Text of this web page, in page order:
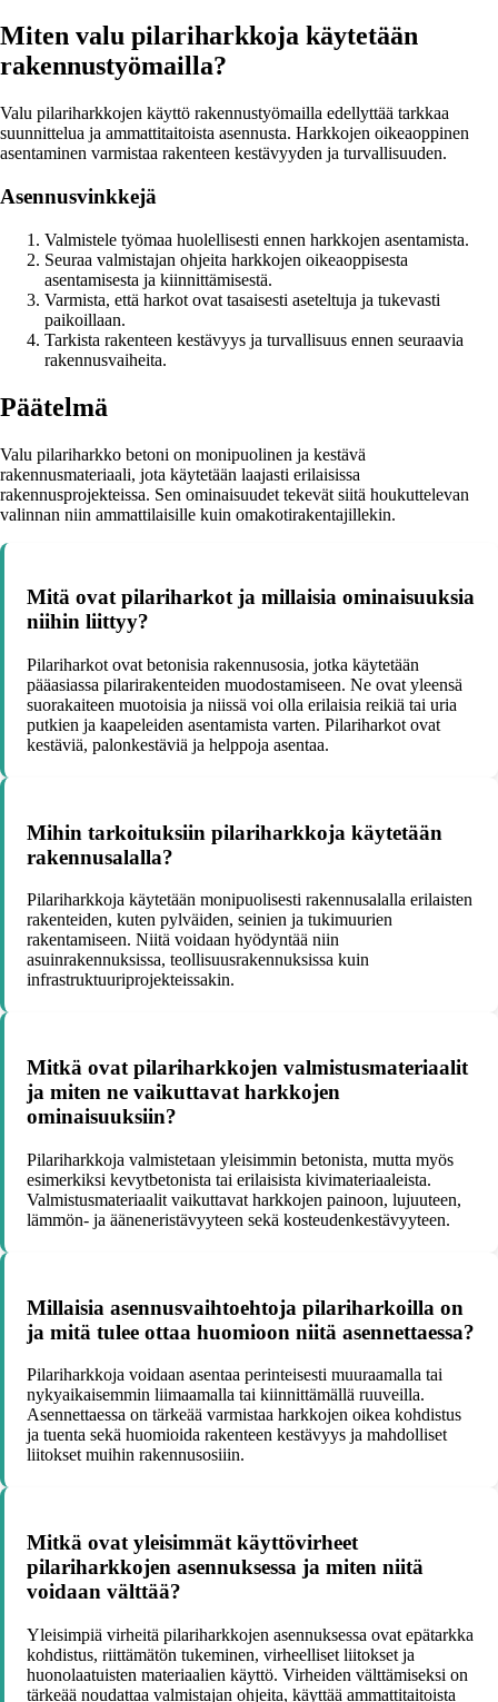
Miten valu pilariharkkoja käytetään
rakennustyömailla?
Valu pilariharkkojen käyttö rakennustyömailla edellyttää tarkkaa
suunnittelua ja ammattitaitoista asennusta. Harkkojen oikeaoppinen
asentaminen varmistaa rakenteen kestävyyden ja turvallisuuden.
Asennusvinkkejä
Valmistele työmaa huolellisesti ennen harkkojen asentamista.
Seuraa valmistajan ohjeita harkkojen oikeaoppisesta
asentamisesta ja kiinnittämisestä.
Varmista, että harkot ovat tasaisesti aseteltuja ja tukevasti
paikoillaan.
Tarkista rakenteen kestävyys ja turvallisuus ennen seuraavia
rakennusvaiheita.
Päätelmä
Valu pilariharkko betoni on monipuolinen ja kestävä
rakennusmateriaali, jota käytetään laajasti erilaisissa
rakennusprojekteissa. Sen ominaisuudet tekevät siitä houkuttelevan
valinnan niin ammattilaisille kuin omakotirakentajillekin.
Mitä ovat pilariharkot ja millaisia ominaisuuksia
niihin liittyy?
Pilariharkot ovat betonisia rakennusosia, jotka käytetään
pääasiassa pilarirakenteiden muodostamiseen. Ne ovat yleensä
suorakaiteen muotoisia ja niissä voi olla erilaisia reikiä tai uria
putkien ja kaapeleiden asentamista varten. Pilariharkot ovat
kestäviä, palonkestäviä ja helppoja asentaa.
Mihin tarkoituksiin pilariharkkoja käytetään
rakennusalalla?
Pilariharkkoja käytetään monipuolisesti rakennusalalla erilaisten
rakenteiden, kuten pylväiden, seinien ja tukimuurien
rakentamiseen. Niitä voidaan hyödyntää niin
asuinrakennuksissa, teollisuusrakennuksissa kuin
infrastruktuuriprojekteissakin.
Mitkä ovat pilariharkkojen valmistusmateriaalit
ja miten ne vaikuttavat harkkojen
ominaisuuksiin?
Pilariharkkoja valmistetaan yleisimmin betonista, mutta myös
esimerkiksi kevytbetonista tai erilaisista kivimateriaaleista.
Valmistusmateriaalit vaikuttavat harkkojen painoon, lujuuteen,
lämmön- ja ääneneristävyyteen sekä kosteudenkestävyyteen.
Millaisia asennusvaihtoehtoja pilariharkoilla on
ja mitä tulee ottaa huomioon niitä asennettaessa?
Pilariharkkoja voidaan asentaa perinteisesti muuraamalla tai
nykyaikaisemmin liimaamalla tai kiinnittämällä ruuveilla.
Asennettaessa on tärkeää varmistaa harkkojen oikea kohdistus
ja tuenta sekä huomioida rakenteen kestävyys ja mahdolliset
liitokset muihin rakennusosiiin.
Mitkä ovat yleisimmät käyttövirheet
pilariharkkojen asennuksessa ja miten niitä
voidaan välttää?
Yleisimpiä virheitä pilariharkkojen asennuksessa ovat epätarkka
kohdistus, riittämätön tukeminen, virheelliset liitokset ja
huonolaatuisten materiaalien käyttö. Virheiden välttämiseksi on
tärkeää noudattaa valmistajan ohjeita, käyttää ammattitaitoista